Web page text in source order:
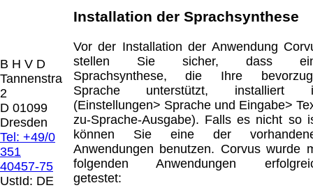
B H V D
Tannenstrasse
2
D 01099
Dresden
Tel: +49/0
351
40457-75
UstId: DE
Installation der Sprachsynthese
Vor der Installation der Anwendung
stellen Sie sicher, dass
Sprachsynthese, die Ihre
Sprache unterstützt, installiert
(Einstellungen> Sprache und Eingabe>
zu-Sprache-Ausgabe). Falls es nicht so
können Sie eine der
Anwendungen benutzen. Corvus wurde
folgenden Anwendungen
getestet:
vom Büro oder
Ausstellungen:
0.00 €
Lieferschein. Sie
keinen
Datenträger
Die in diesem Dokument genannten
Warenzeichen sind Eigentum der jeweiligen
Firmen. Preisänderungen, Irrtümer und
technische Änderungen vorbehalten.
letzte Änderung: 20. April 2026 Blinden
Hilfsmittel Vertrieb Dresden,
Wir
[ 8563 ]